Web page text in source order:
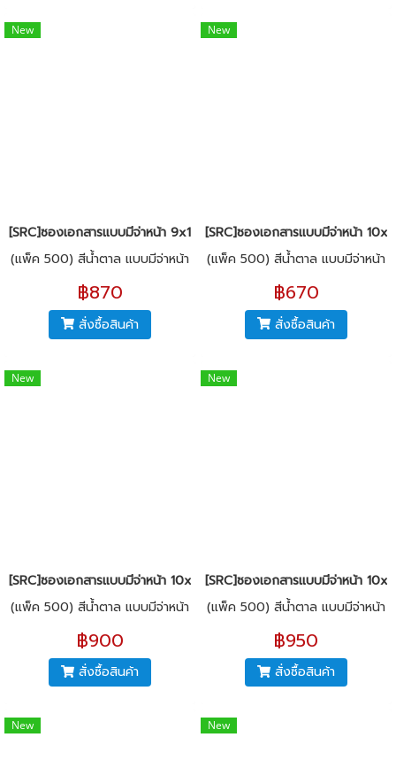
New
[SRC]ซองเอกสารแบบมีจ่าหน้า 9x14"(KI125)
(แพ็ค 500) สีน้ำตาล แบบมีจ่าหน้า
฿870
สั่งซื้อสินค้า
New
[SRC]ซองเอกสารแบบมีจ่าหน้า
(แพ็ค 500) สีน้ำตาล แบบมีจ่าหน้า
฿670
สั่งซื้อสินค้า
New
[SRC]ซองเอกสารแบบมีจ่าหน้า 10x13"(KI125)
(แพ็ค 500) สีน้ำตาล แบบมีจ่าหน้า
฿900
สั่งซื้อสินค้า
New
[SRC]ซองเอกสารแบบมีจ่าหน้า
(แพ็ค 500) สีน้ำตาล แบบมีจ่าหน้า
฿950
สั่งซื้อสินค้า
New New